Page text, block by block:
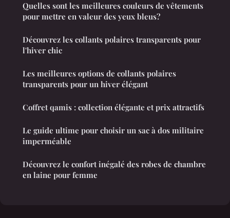
Quelles sont les meilleures couleurs de vêtements
pour mettre en valeur des yeux bleus?
Découvrez les collants polaires transparents pour
l'hiver chic
Les meilleures options de collants polaires
transparents pour un hiver élégant
Coffret qamis : collection élégante et prix attractifs
Le guide ultime pour choisir un sac à dos militaire
imperméable
Découvrez le confort inégalé des robes de chambre
en laine pour femme